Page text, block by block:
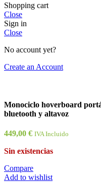
Shopping cart
Close
Sign in
Close
No account yet?
Create an Account
Monociclo hoverboard
bluetooth y altavoz
449,00 € IVA Incluido
Sin existencias
Compare
Add to wishlist